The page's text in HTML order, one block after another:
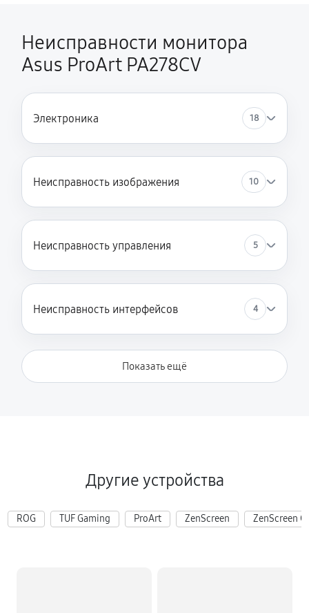
Неисправности монитора
Asus ProArt PA278CV
Электроника 18
Неисправность изображения 10
Неисправность управления 5
Неисправность интерфейсов 4
Показать ещё
Другие устройства
ROG TUF Gaming ProArt ZenScreen ZenScreen